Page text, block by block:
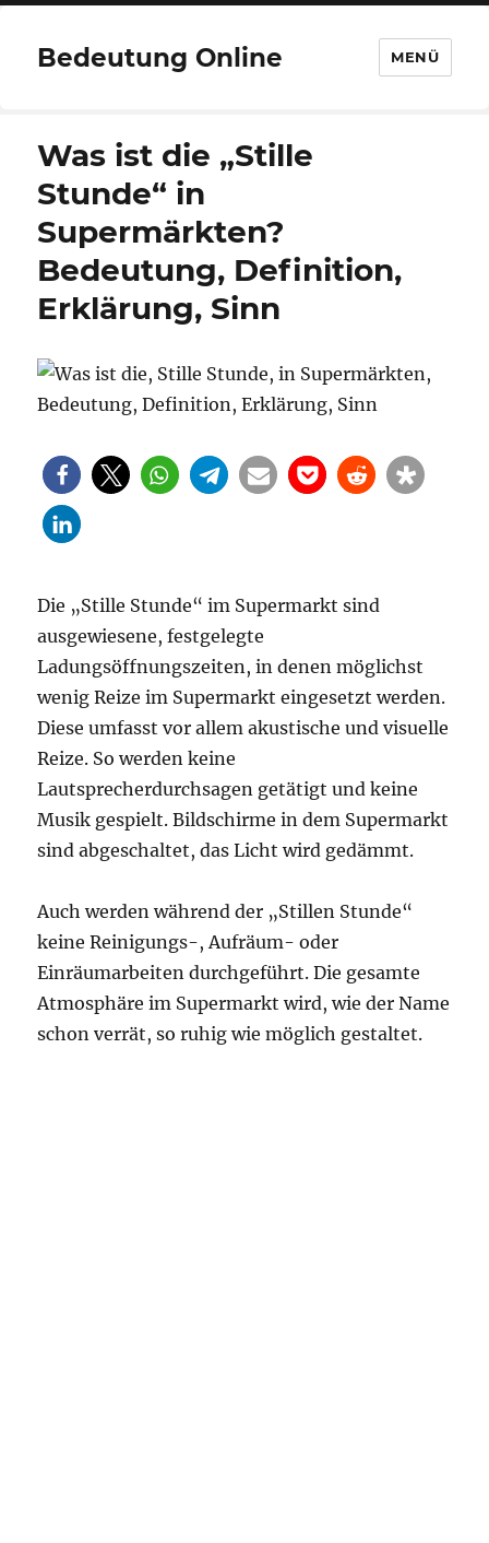
Bedeutung Online MENÜ
Was ist die „Stille
Stunde“ in
Supermärkten?
Bedeutung, Definition,
Erklärung, Sinn
Die „Stille Stunde“ im Supermarkt sind
ausgewiesene, festgelegte
Ladungsöffnungszeiten, in denen möglichst
wenig Reize im Supermarkt eingesetzt werden.
Diese umfasst vor allem akustische und visuelle
Reize. So werden keine
Lautsprecherdurchsagen getätigt und keine
Musik gespielt. Bildschirme in dem Supermarkt
sind abgeschaltet, das Licht wird gedämmt.
Auch werden während der „Stillen Stunde“
keine Reinigungs-, Aufräum- oder
Einräumarbeiten durchgeführt. Die gesamte
Atmosphäre im Supermarkt wird, wie der Name
schon verrät, so ruhig wie möglich gestaltet.